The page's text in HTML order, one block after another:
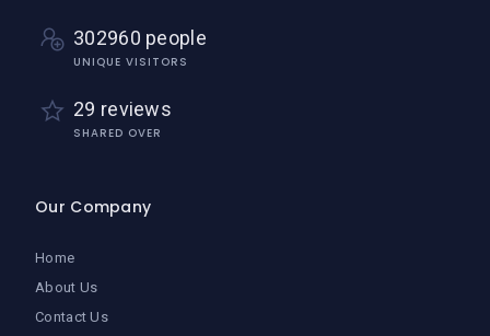
302960 people
UNIQUE VISITORS
29 reviews
SHARED OVER
Our Company
Home
About Us
Contact Us